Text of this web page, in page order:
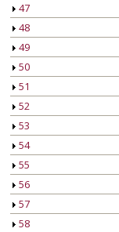
47
48
49
50
51
52
53
54
55
56
57
58